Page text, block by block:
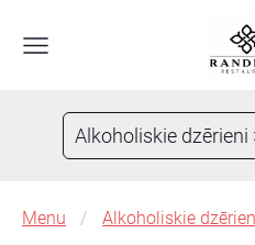
Alkoholiskie dzērieni
Menu Alkoholiskie